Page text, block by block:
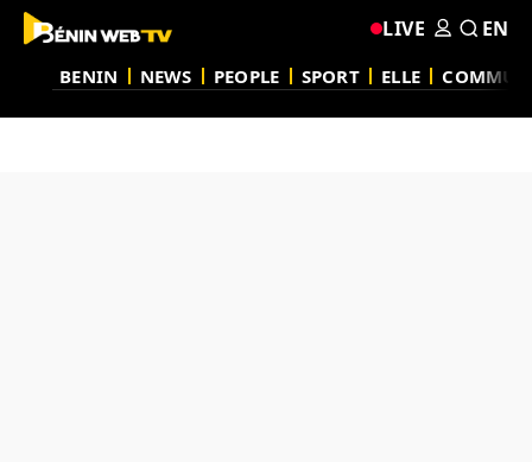
BENIN NEWS PEOPLE SPORT ELLE
LIVE EN